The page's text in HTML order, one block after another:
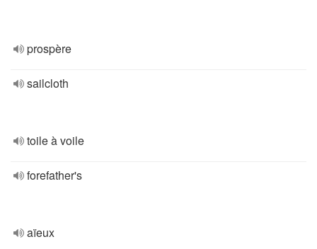
prospère
sailcloth
toile à voile
forefather's
aïeux